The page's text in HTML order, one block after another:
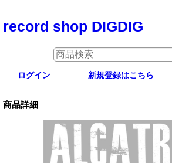
record shop DIGDIG
ログイン 新規登録はこちら
商品詳細